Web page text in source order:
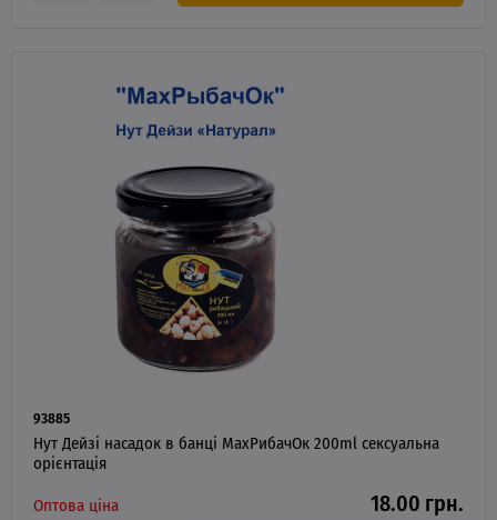
93885
Нут Дейзі насадок в банці MaxРибачОк 200ml сексуальна
орієнтація
Оптова ціна
18.00 грн.